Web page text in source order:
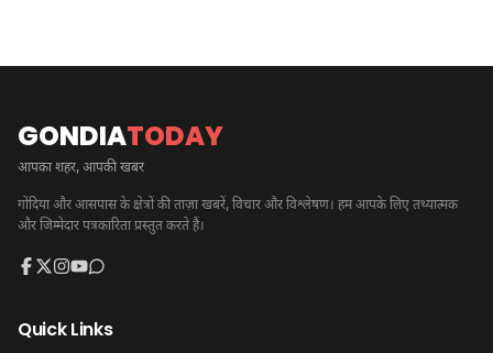
GONDIATODAY
आपका शहर, आपकी खबर
गोंदिया और आसपास के क्षेत्रों की ताज़ा खबरें, विचार और विश्लेषण। हम आपके लिए तथ्यात्मक
और जिम्मेदार पत्रकारिता प्रस्तुत करते हैं।
Quick Links